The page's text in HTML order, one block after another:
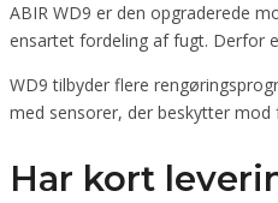
ABIR WD9 er den opgraderede
ensartet fordeling af fugt. Derfor
WD9 tilbyder flere
med sensorer, der beskytter
Har kort